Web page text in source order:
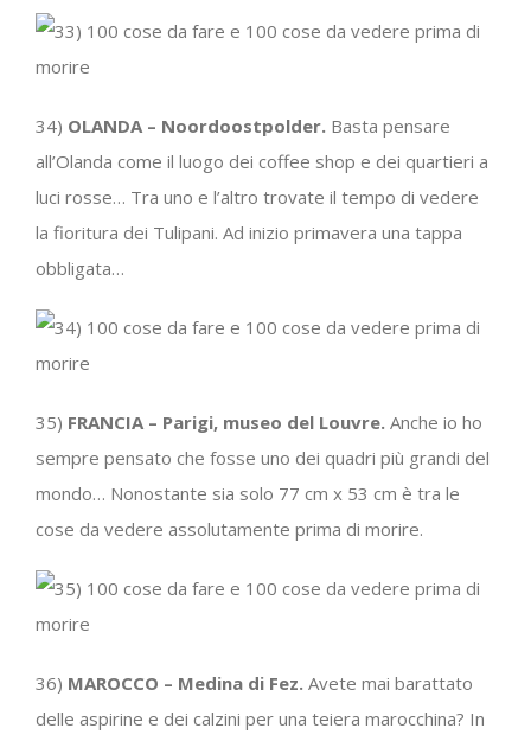
34) OLANDA – Noordoostpolder. Basta pensare
all’Olanda come il luogo dei coffee shop e dei quartieri a
luci rosse… Tra uno e l’altro trovate il tempo di vedere
la fioritura dei Tulipani. Ad inizio primavera una tappa
obbligata…
35) FRANCIA – Parigi, museo del Louvre. Anche io ho
sempre pensato che fosse uno dei quadri più grandi del
mondo… Nonostante sia solo 77 cm x 53 cm è tra le
cose da vedere assolutamente prima di morire.
36) MAROCCO – Medina di Fez. Avete mai barattato
delle aspirine e dei calzini per una teiera marocchina? In